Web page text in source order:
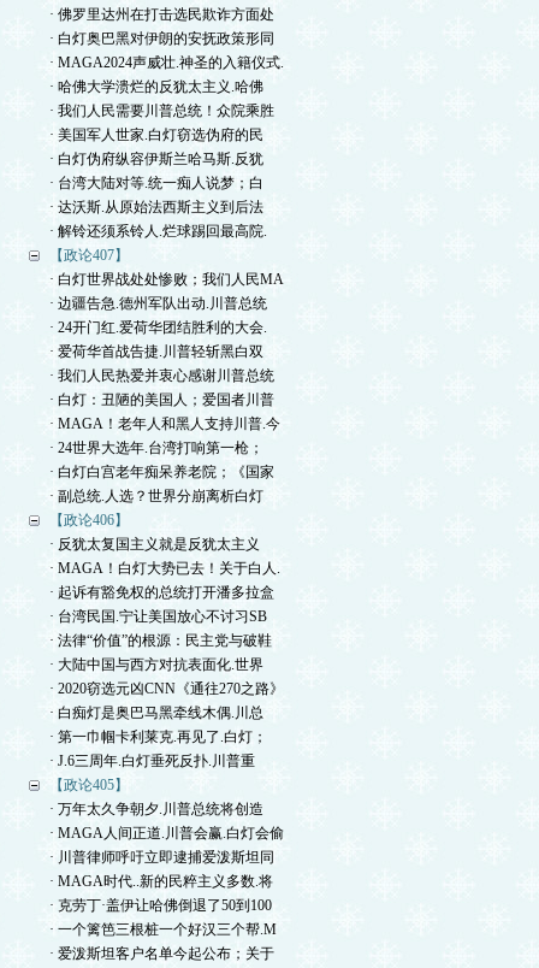
· 佛罗里达州在打击选民欺诈方面处
· 白灯奥巴黑对伊朗的安抚政策形同
· MAGA2024声威壮.神圣的入籍仪式.
· 哈佛大学溃烂的反犹太主义.哈佛
· 我们人民需要川普总统！众院乘胜
· 美国军人世家.白灯窃选伪府的民
· 白灯伪府纵容伊斯兰哈马斯.反犹
· 台湾大陆对等.统一痴人说梦；白
· 达沃斯.从原始法西斯主义到后法
· 解铃还须系铃人.烂球踢回最高院.
【政论407】
· 白灯世界战处处惨败；我们人民MA
· 边疆告急.德州军队出动.川普总统
· 24开门红.爱荷华团结胜利的大会.
· 爱荷华首战告捷.川普轻斩黑白双
· 我们人民热爱并衷心感谢川普总统
· 白灯：丑陋的美国人；爱国者川普
· MAGA！老年人和黑人支持川普.今
· 24世界大选年.台湾打响第一枪；
· 白灯白宫老年痴呆养老院；《国家
· 副总统.人选？世界分崩离析白灯
【政论406】
· 反犹太复国主义就是反犹太主义
· MAGA！白灯大势已去！关于白人.
· 起诉有豁免权的总统打开潘多拉盒
· 台湾民国.宁让美国放心不讨习SB
· 法律“价值”的根源：民主党与破鞋
· 大陆中国与西方对抗表面化.世界
· 2020窃选元凶CNN《通往270之路》
· 白痴灯是奥巴马黑牵线木偶.川总
· 第一巾帼卡利莱克.再见了.白灯；
· J.6三周年.白灯垂死反扑.川普重
【政论405】
· 万年太久争朝夕.川普总统将创造
· MAGA人间正道.川普会赢.白灯会偷
· 川普律师呼吁立即逮捕爱泼斯坦同
· MAGA时代..新的民粹主义多数.将
· 克劳丁·盖伊让哈佛倒退了50到100
· 一个篱笆三根桩一个好汉三个帮.M
· 爱泼斯坦客户名单今起公布；关于